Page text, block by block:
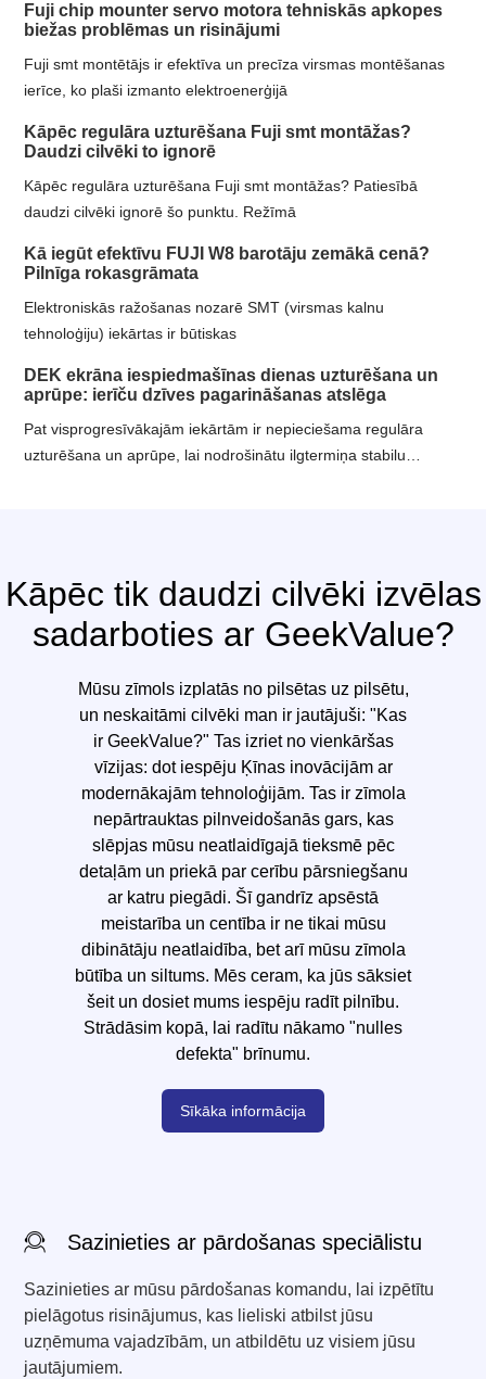
Fuji chip mounter servo motora tehniskās apkopes
biežas problēmas un risinājumi
Fuji smt montētājs ir efektīva un precīza virsmas montēšanas
ierīce, ko plaši izmanto elektroenerģijā
Kāpēc regulāra uzturēšana Fuji smt montāžas?
Daudzi cilvēki to ignorē
Kāpēc regulāra uzturēšana Fuji smt montāžas? Patiesībā
daudzi cilvēki ignorē šo punktu. Režīmā
Kā iegūt efektīvu FUJI W8 barotāju zemākā cenā?
Pilnīga rokasgrāmata
Elektroniskās ražošanas nozarē SMT (virsmas kalnu
tehnoloģiju) iekārtas ir būtiskas
DEK ekrāna iespiedmašīnas dienas uzturēšana un
aprūpe: ierīču dzīves pagarināšanas atslēga
Pat visprogresīvākajām iekārtām ir nepieciešama regulāra
uzturēšana un aprūpe, lai nodrošinātu ilgtermiņa stabilu
Kāpēc tik daudzi cilvēki izvēlas
sadarboties ar GeekValue?
Mūsu zīmols izplatās no pilsētas uz pilsētu,
un neskaitāmi cilvēki man ir jautājuši: "Kas
ir GeekValue?" Tas izriet no vienkāršas
vīzijas: dot iespēju Ķīnas inovācijām ar
modernākajām tehnoloģijām. Tas ir zīmola
nepārtrauktas pilnveidošanās gars, kas
slēpjas mūsu neatlaidīgajā tieksmē pēc
detaļām un priekā par cerību pārsniegšanu
ar katru piegādi. Šī gandrīz apsēstā
meistarība un centība ir ne tikai mūsu
dibinātāju neatlaidība, bet arī mūsu zīmola
būtība un siltums. Mēs ceram, ka jūs sāksiet
šeit un dosiet mums iespēju radīt pilnību.
Strādāsim kopā, lai radītu nākamo "nulles
defekta" brīnumu.
Sīkāka informācija
Sazinieties ar pārdošanas speciālistu
Sazinieties ar mūsu pārdošanas komandu, lai izpētītu
pielāgotus risinājumus, kas lieliski atbilst jūsu
uzņēmuma vajadzībām, un atbildētu uz visiem jūsu
jautājumiem.